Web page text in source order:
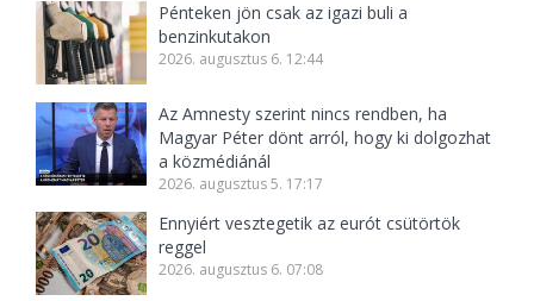
Pénteken jön csak az igazi buli a
benzinkutakon
2026. augusztus 6. 12:44
Az Amnesty szerint nincs rendben, ha
Magyar Péter dönt arról, hogy ki dolgozhat
a közmédiánál
2026. augusztus 5. 17:17
Ennyiért vesztegetik az eurót csütörtök
reggel
2026. augusztus 6. 07:08